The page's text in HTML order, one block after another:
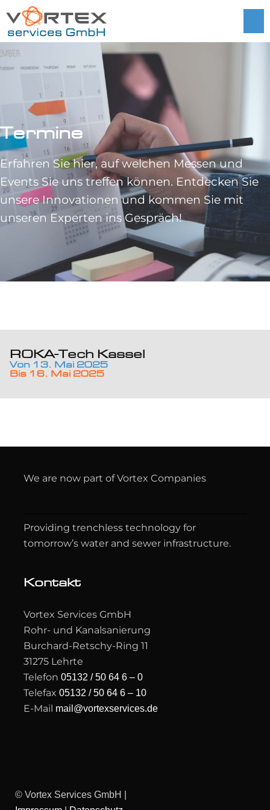
Termine
Erfahren Sie hier, auf welchen Messen und
Events Sie uns treffen können. Entdecken Sie
unsere Innovationen und kommen Sie mit
unseren Experten ins Gespräch!
ROKA-Tech Kassel
Von 13. Mai 2025
Bis 16. Mai 2025
We are now part of Vortex Companies
Providing trenchless technology for
tomorrow’s water and sewer infrastructure.
Kontakt
Vortex Services GmbH
Rohr- und Kanalsanierung
Burchard-Retschy-Ring 11
31275 Lehrte
Telefon 05132 / 50 64 6 – 0
Telefax 05132 / 50 64 6 – 10
E-Mail mail@vortexservices.de
© Vortex Services GmbH |